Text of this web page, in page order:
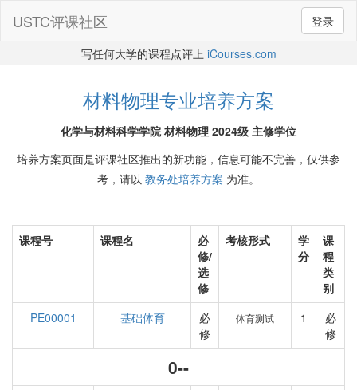
登录
USTC评课社区
写任何大学的课程点评上 iCourses.com
材料物理专业培养方案
化学与材料科学学院 材料物理 2024级 主修学位
培养方案页面是评课社区推出的新功能，信息可能不完善，仅供参
考，请以 教务处培养方案 为准。
课程号 课程名
必
修/
选
修
考核形式
学
分
课
程
类
别
PE00001
基础体育
必
修
体育测试 1
必
修
0--